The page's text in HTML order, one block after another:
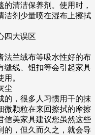
清洁保养剂。使用时，
洁剂少量喷在湿布上擦拭
大误区
兰绒布等吸水性好的布
缝线、钮扣等会引起家具
。
尘
，很多人习惯用干的抹
微颗粒在来回擦拭的摩擦
信美家具建议您虽然这些
的，但久而久之，就会导